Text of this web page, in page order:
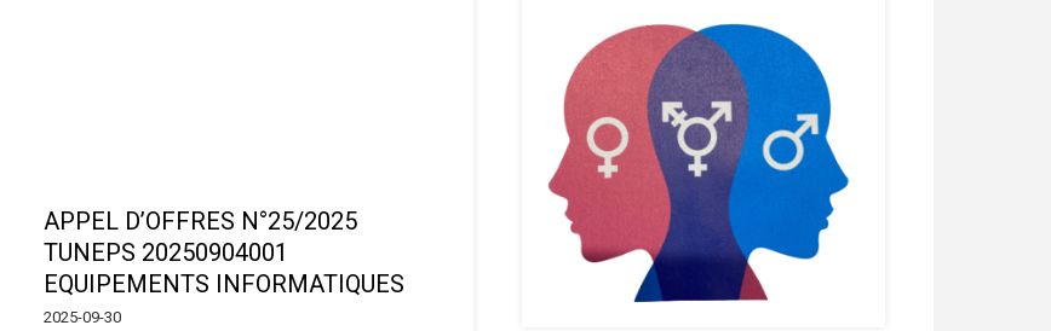
APPEL D’OFFRES N°25/2025
TUNEPS 20250904001
EQUIPEMENTS INFORMATIQUES
2025-09-30